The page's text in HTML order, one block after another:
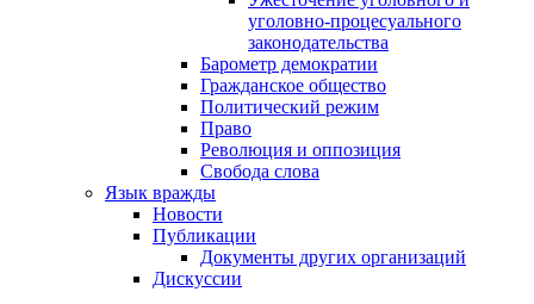
уголовно-процесуального
законодательства
Барометр демократии
Гражданское общество
Политический режим
Право
Революция и оппозиция
Свобода слова
Язык вражды
Новости
Публикации
Документы других организаций
Дискуссии